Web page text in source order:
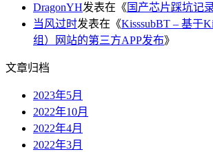
DragonYH发表在《 国产芯片踩坑记
当风过时发表在《KisssubBT – 基于
组）网站的第三方APP发布》
文章归档
2023年5月
2022年10月
2022年4月
2022年3月